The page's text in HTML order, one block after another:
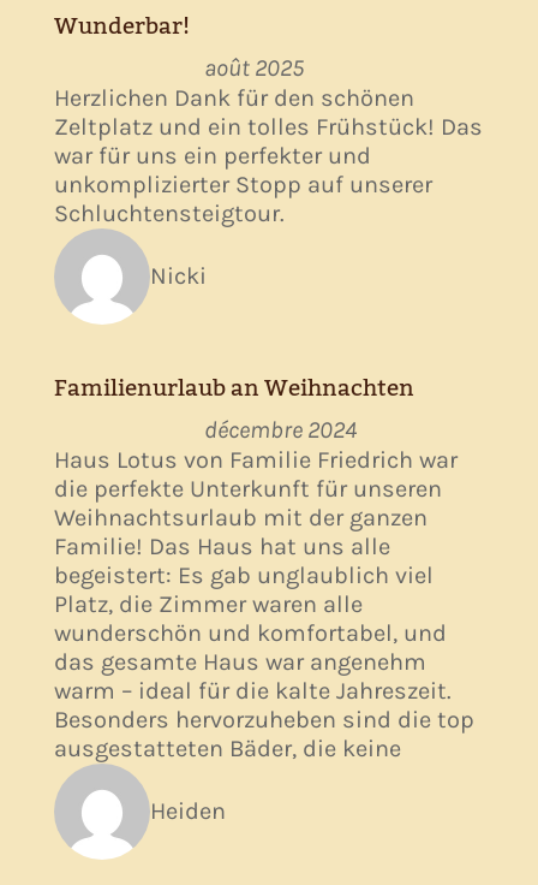
Wunderbar!
août 2025
Herzlichen Dank für den schönen
Zeltplatz und ein tolles Frühstück! Das
war für uns ein perfekter und
unkomplizierter Stopp auf unserer
Schluchtensteigtour.
Nicki
Familienurlaub an Weihnachten
décembre 2024
Haus Lotus von Familie Friedrich war
die perfekte Unterkunft für unseren
Weihnachtsurlaub mit der ganzen
Familie! Das Haus hat uns alle
begeistert: Es gab unglaublich viel
Platz, die Zimmer waren alle
wunderschön und komfortabel, und
das gesamte Haus war angenehm
warm – ideal für die kalte Jahreszeit.
Besonders hervorzuheben sind die top
ausgestatteten Bäder, die keine
Heiden